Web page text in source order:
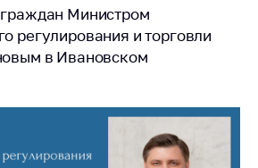
Министром
регулирования и торговли
в Ивановском